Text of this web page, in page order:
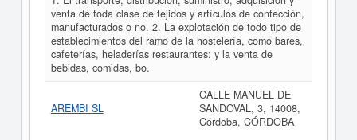
venta de toda clase de tejidos y artículos de confección,
manufacturados o no. 2. La explotación de todo tipo de
establecimientos del ramo de la hostelería, como bares,
cafeterías, heladerías restaurantes: y la venta de
bebidas, comidas, bo.
AREMBI SL
CALLE MANUEL DE
SANDOVAL, 3, 14008,
Córdoba, CÓRDOBA